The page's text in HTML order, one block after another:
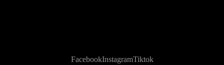
FacebookInstagramTiktok